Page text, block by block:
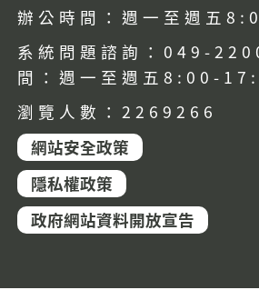
辦公時間：週一至週五
系統問題諮詢：049-
間：週一至週五8:00-
瀏覽人數：2269266